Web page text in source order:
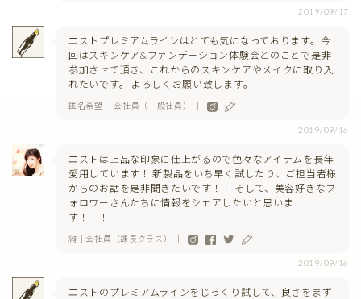
2019/09/17
エストプレミアムラインはとても気になっております。今
回はスキンケア&ファンデーション体験会とのことで是非
参加させて頂き、これからのスキンケアやメイクに取り入
れたいです。 よろしくお願い致します。
匿名希望 ｜会社員（一般社員） ｜
2019/09/16
エストは上品な印象に仕上がるので色々なアイテムを長年
愛用しています！ 新製品をいち早く試したり、ご担当者様
からのお話を是非聞きたいです！！ そして、美容好きなフ
ォロワーさんたちに情報をシェアしたいと思いま
す！！！！
絢｜会社員（課長クラス） ｜
2019/09/16
エストのプレミアムラインをじっくり試して、良さをまず